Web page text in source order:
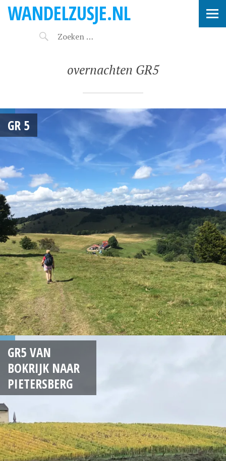
WANDELZUSJE.NL
overnachten GR5
GR 5
GR5 VAN
BOKRIJK NAAR
PIETERSBERG